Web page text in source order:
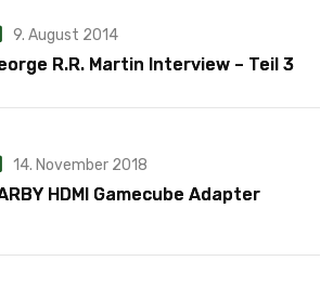
9. August 2014
R.R. Martin Interview – Teil 3
14. November 2018
HDMI Gamecube Adapter